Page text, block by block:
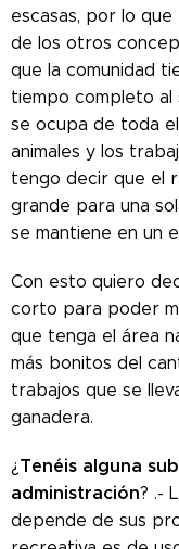
escasas, por lo
de los otros
que la comunidad
tiempo completo
se ocupa de toda
animales y los
tengo decir que el
grande para una
se mantiene en un
Con esto quiero
corto para poder
que tenga el área
más bonitos del
trabajos que se
ganadera.
¿ Tenéis alguna
administración? .-
depende de sus